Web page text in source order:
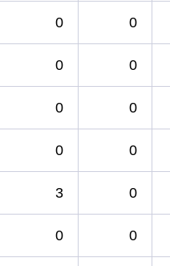
0 0
0 0
0 0
0 0
3 0
0 0